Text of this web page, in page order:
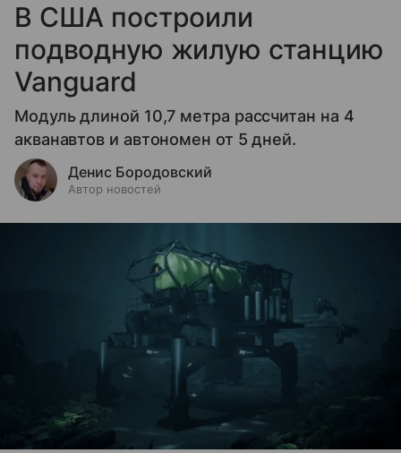
В США построили
подводную жилую станцию
Vanguard
Модуль длиной 10,7 метра рассчитан на 4
акванавтов и автономен от 5 дней.
Денис Бородовский
Автор новостей